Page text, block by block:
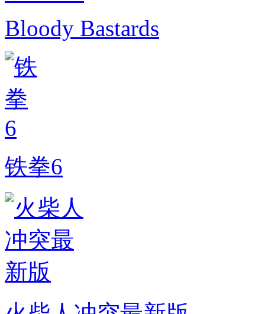
Bloody Bastards
铁拳6